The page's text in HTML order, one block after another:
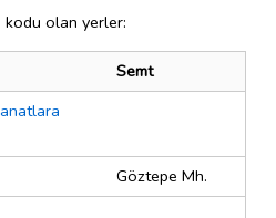
kodu olan yerler:
Semt
Göztepe Mh.